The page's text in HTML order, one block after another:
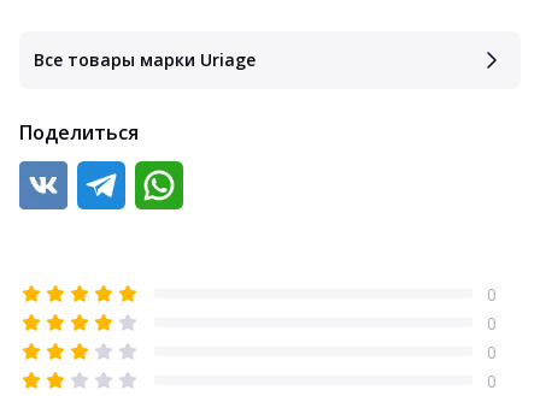
Все товары марки Uriage
Поделиться
0
0
0
0